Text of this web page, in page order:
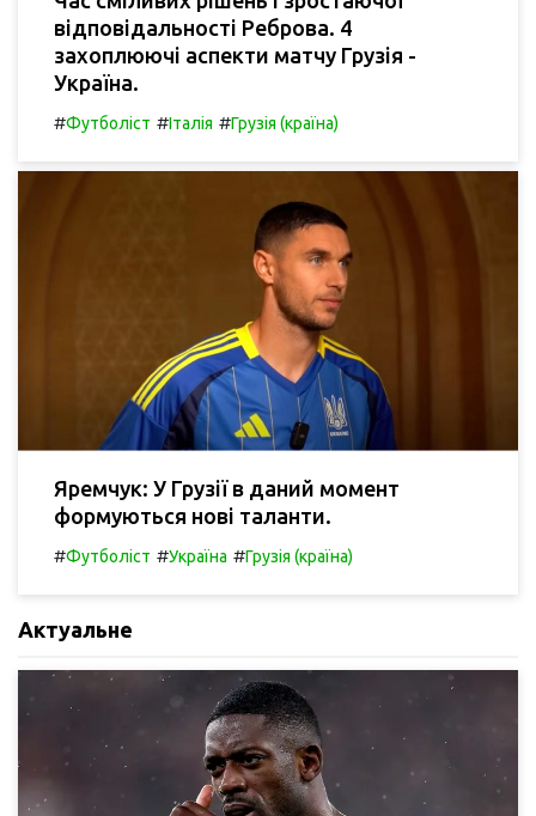
відповідальності Реброва. 4
захоплюючі аспекти матчу Грузія -
Україна.
#Футболіст #Італія #Грузія (країна)
Яремчук: У Грузії в даний момент
формуються нові таланти.
#Футболіст #Україна #Грузія (країна)
Актуальне